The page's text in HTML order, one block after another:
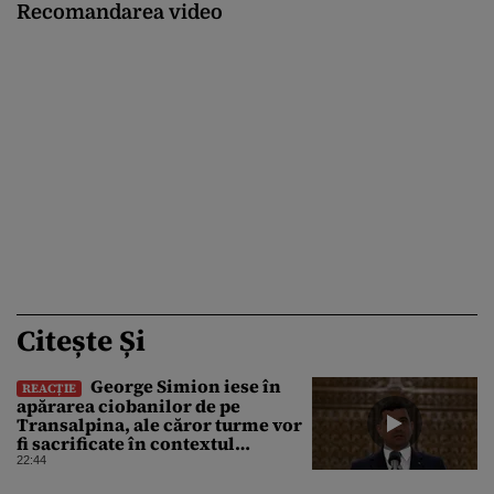
Recomandarea video
Citește Și
REACȚIE
George Simion iese în
apărarea ciobanilor de pe
Transalpina, ale căror turme vor
fi sacrificate în contextul
focarului de variolă ovină
22:44